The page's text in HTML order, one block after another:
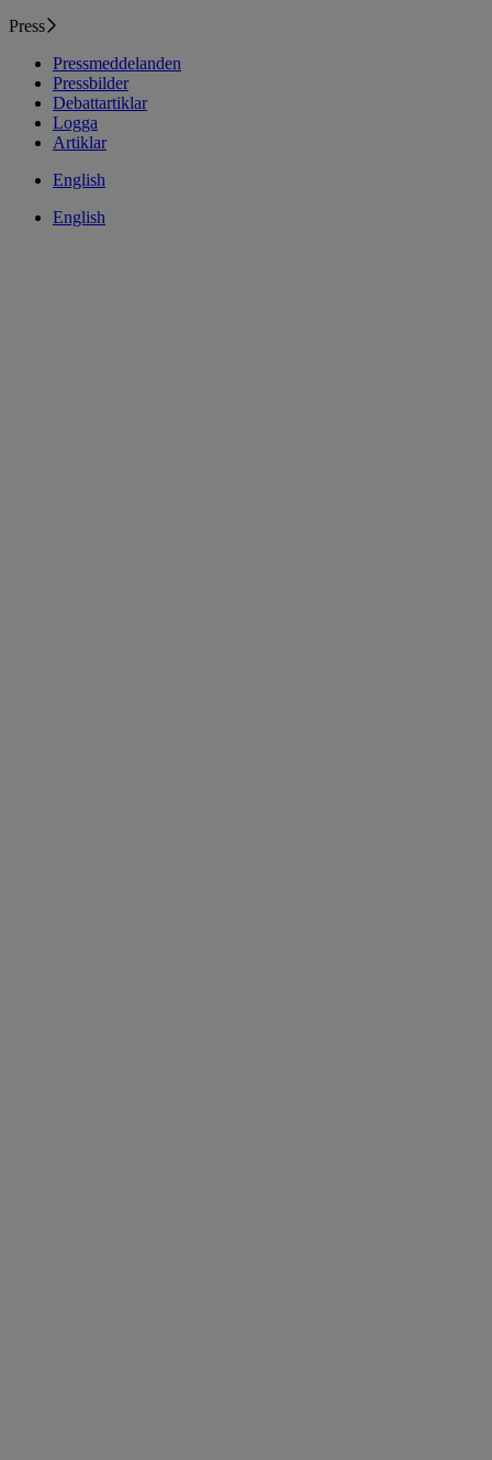
Press
Pressmeddelanden
Pressbilder
Debattartiklar
Logga
Artiklar
English
English